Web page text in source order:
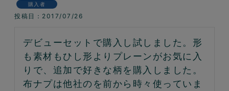
購入者
投稿日 2017/07/26
デビューセットで購入し試しました。形
も素材もひし形よりプレーンがお気に入
りで、追加で好きな柄を購入しました。
布ナプは他社のを前から時々使っていま